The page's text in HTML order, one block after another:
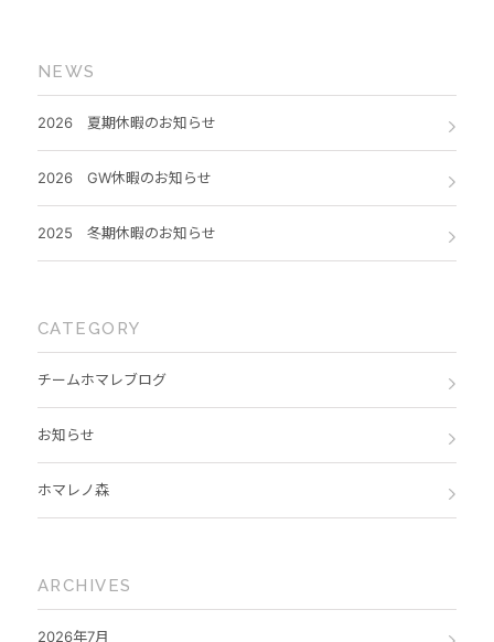
NEWS
2026 夏期休暇のお知らせ
2026 GW休暇のお知らせ
2025 冬期休暇のお知らせ
CATEGORY
チームホマレブログ
お知らせ
ホマレノ森
ARCHIVES
2026年7月